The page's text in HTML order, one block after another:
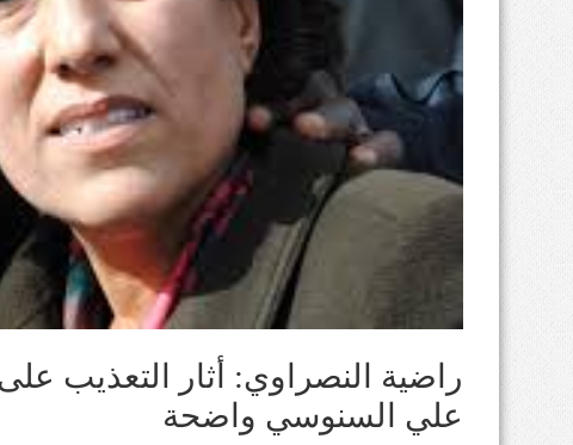
راضية النصراوي: أثار التعذيب
علي السنوسي واضحة